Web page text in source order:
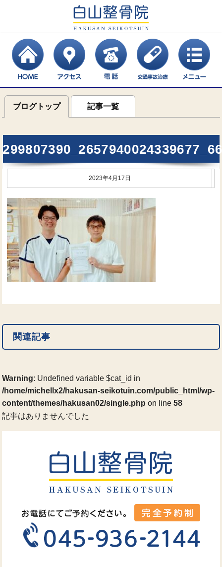
ブログトップ 記事一覧
2023年4月17日
関連記事
Warning: Undefined variable $cat_id in
/home/michellx2/hakusan-seikotuin.com/public_html/wp-
content/themes/hakusan02/single.php on line58
記事はありませんでした